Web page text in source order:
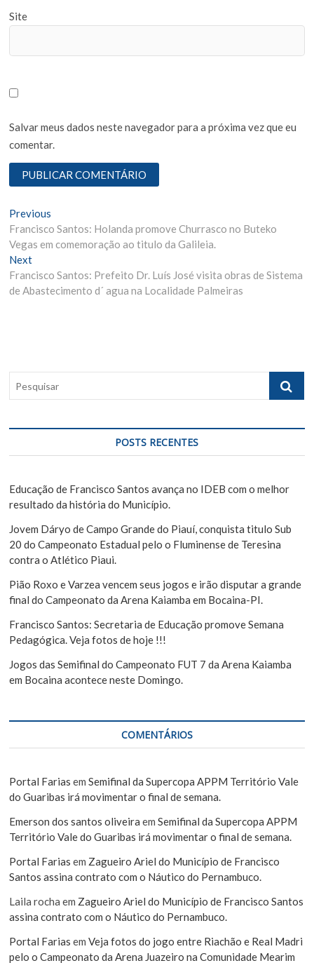
Site
Salvar meus dados neste navegador para a próxima vez que eu
comentar.
N
a
v
e
ã
o
P
o
s
t
Previous
r
e
i
o
t
:
Francisco Santos: Holanda promove Churrasco no Buteko
Vegas em comemoração ao titulo da Galileia.
Next
e
x
:
Francisco Santos: Prefeito Dr. Luís José visita obras de Sistema
de Abastecimento d´ agua na Localidade Palmeiras
q
i
a
POSTS RECENTES
Educação de Francisco Santos avança no IDEB com o melhor
resultado da história do Município.
Jovem Dáryo de Campo Grande do Piauí, conquista titulo Sub
20 do Campeonato Estadual pelo o Fluminense de Teresina
contra o Atlético Piaui.
Pião Roxo e Varzea vencem seus jogos e irão disputar a grande
final do Campeonato da Arena Kaiamba em Bocaina-PI.
Francisco Santos: Secretaria de Educação promove Semana
Pedagógica. Veja fotos de hoje !!!
Jogos das Semifinal do Campeonato FUT 7 da Arena Kaiamba
em Bocaina acontece neste Domingo.
COMENTÁRIOS
Portal Farias emSemifinal da Supercopa APPM Território Vale
do Guaribas irá movimentar o final de semana.
Emerson dos santos oliveira emSemifinal da Supercopa APPM
Território Vale do Guaribas irá movimentar o final de semana.
Portal Farias em Zagueiro Ariel do Município de Francisco
Santos assina contrato com o Náutico do Pernambuco.
Laila rocha em Zagueiro Ariel do Município de Francisco Santos
assina contrato com o Náutico do Pernambuco.
Portal Farias emVeja fotos do jogo entre Riachão e Real Madri
pelo o Campeonato da Arena Juazeiro na Comunidade Mearim